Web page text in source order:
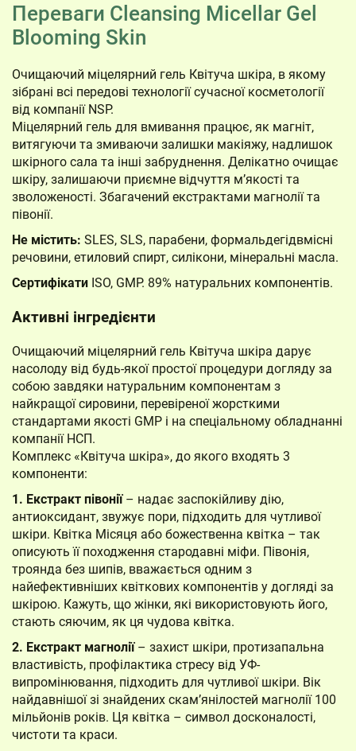
Переваги Cleansing Micellar Gel
Blooming Skin
Очищаючий міцелярний гель Квітуча шкіра, в якому
зібрані всі передові технології сучасної косметології
від компанії NSP.
Міцелярний гель для вмивання працює, як магніт,
витягуючи та змиваючи залишки макіяжу, надлишок
шкірного сала та інші забруднення. Делікатно очищає
шкіру, залишаючи приємне відчуття м’якості та
зволоженості. Збагачений екстрактами магнолії та
півонії.
Не містить: SLES, SLS, парабени, формальдегідвмісні
речовини, етиловий спирт, силікони, мінеральні масла.
Сертифікати ISO, GMP. 89% натуральних компонентів.
Активні інгредієнти
Очищаючий міцелярний гель Квітуча шкіра дарує
насолоду від будь-якої простої процедури догляду за
собою завдяки натуральним компонентам з
найкращої сировини, перевіреної жорсткими
стандартами якості GMP і на спеціальному обладнанні
компанії НСП.
Комплекс «Квітуча шкіра», до якого входять 3
компоненти:
1. Екстракт півонії– надає заспокійливу дію,
антиоксидант, звужує пори, підходить для чутливої
шкіри. Квітка Місяця або божественна квітка – так
описують її походження стародавні міфи. Півонія,
троянда без шипів, вважається одним з
найефективніших квіткових компонентів у догляді за
шкірою. Кажуть, що жінки, які використовують його,
стають сяючим, як ця чудова квітка.
2. Екстракт магнолії– захист шкіри, протизапальна
властивість, профілактика стресу від УФ-
випромінювання, підходить для чутливої шкіри. Вік
найдавнішої зі знайдених скам’янілостей магнолії 100
мільйонів років. Ця квітка – символ досконалості,
чистоти та краси.